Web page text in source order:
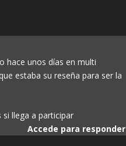
hace unos días en multi
estaba su reseña para ser la
llega a participar
Accede para responder